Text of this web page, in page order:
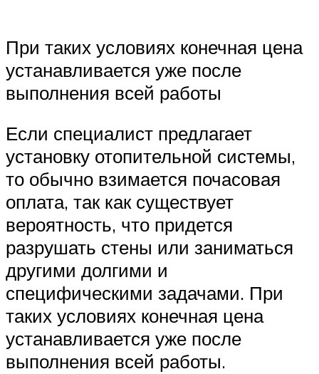
При таких условиях конечная цена
устанавливается уже после
выполнения всей работы
Если специалист предлагает
установку отопительной системы,
то обычно взимается почасовая
оплата, так как существует
вероятность, что придется
разрушать стены или заниматься
другими долгими и
специфическими задачами. При
таких условиях конечная цена
устанавливается уже после
выполнения всей работы.